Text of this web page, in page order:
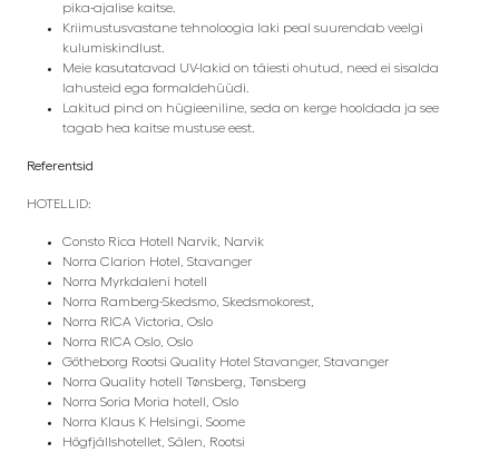
pika-ajalise kaitse.
Kriimustusvastane tehnoloogia laki peal suurendab veelgi
kulumiskindlust.
Meie kasutatavad UV-lakid on täiesti ohutud, need ei sisalda
lahusteid ega formaldehüüdi.
Lakitud pind on hügieeniline, seda on kerge hooldada ja see
tagab hea kaitse mustuse eest.
Referentsid
HOTELLID:
Consto Rica Hotell Narvik, Narvik
Norra Clarion Hotel, Stavanger
Norra Myrkdaleni hotell
Norra Ramberg-Skedsmo, Skedsmokorest,
Norra RICA Victoria, Oslo
Norra RICA Oslo, Oslo
Götheborg Rootsi Quality Hotel Stavanger, Stavanger
Norra Quality hotell Tønsberg, Tønsberg
Norra Soria Moria hotell, Oslo
Norra Klaus K Helsingi, Soome
Högfjällshotellet, Sälen, Rootsi